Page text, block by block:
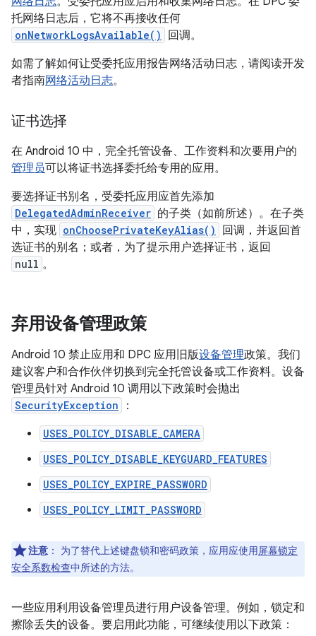
托网络日志后，它将不再接收任何
onNetworkLogsAvailable()
回调。
如需了解如何让受委托应用报告网络活动日志，请阅读开发
者指南网络活动日志。
证书选择
在 Android 10 中，完全托管设备、工作资料和次要用户的
管理员可以将证书选择委托给专用的应用。
要选择证书别名，受委托应用应首先添加
DelegatedAdminReceiver 的子类（如前所述）。在子类
中，实现 onChoosePrivateKeyAlias()
回调，并返回首
选证书的别名；或者，为了提示用户选择证书，返回
null 。
弃用设备管理政策
Android 10 禁止应用和 DPC 应用旧版设备管理政策。我们
建议客户和合作伙伴切换到完全托管设备或工作资料。设备
管理员针对 Android 10 调用以下政策时会抛出
SecurityException ：
USES_POLICY_DISABLE_CAMERA
USES_POLICY_DISABLE_KEYGUARD_FEATURES
USES_POLICY_EXPIRE_PASSWORD
USES_POLICY_LIMIT_PASSWORD
注意 ： 为了替代上述键盘锁和密码政策，应用应使用屏幕锁定
安全系数检查中所述的方法。
一些应用利用设备管理员进行用户设备管理。例如，锁定和
擦除丢失的设备。要启用此功能，可继续使用以下政策：